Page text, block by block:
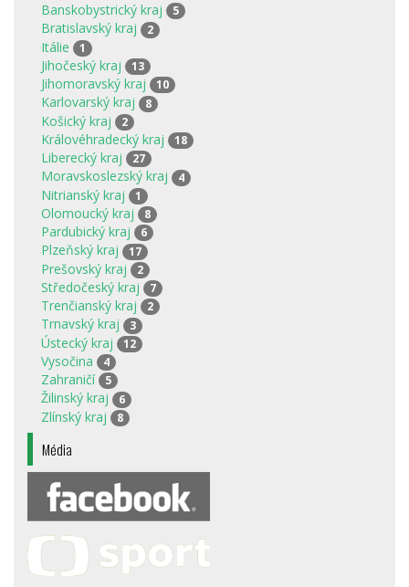
Banskobystrický kraj 5
Bratislavský kraj 2
Itálie 1
Jihočeský kraj 13
Jihomoravský kraj 10
Karlovarský kraj 8
Košický kraj 2
Královéhradecký kraj 18
Liberecký kraj 27
Moravskoslezský kraj 4
Nitrianský kraj 1
Olomoucký kraj 8
Pardubický kraj 6
Plzeňský kraj 17
Prešovský kraj 2
Středočeský kraj 7
Trenčianský kraj 2
Trnavský kraj 3
Ústecký kraj 12
Vysočina 4
Zahraničí 5
Žilinský kraj 6
Zlínský kraj 8
Média